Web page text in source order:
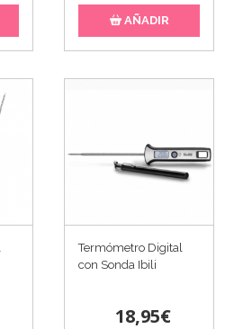
AÑADIR
Termómetro Digital
con Sonda Ibili
18,95€